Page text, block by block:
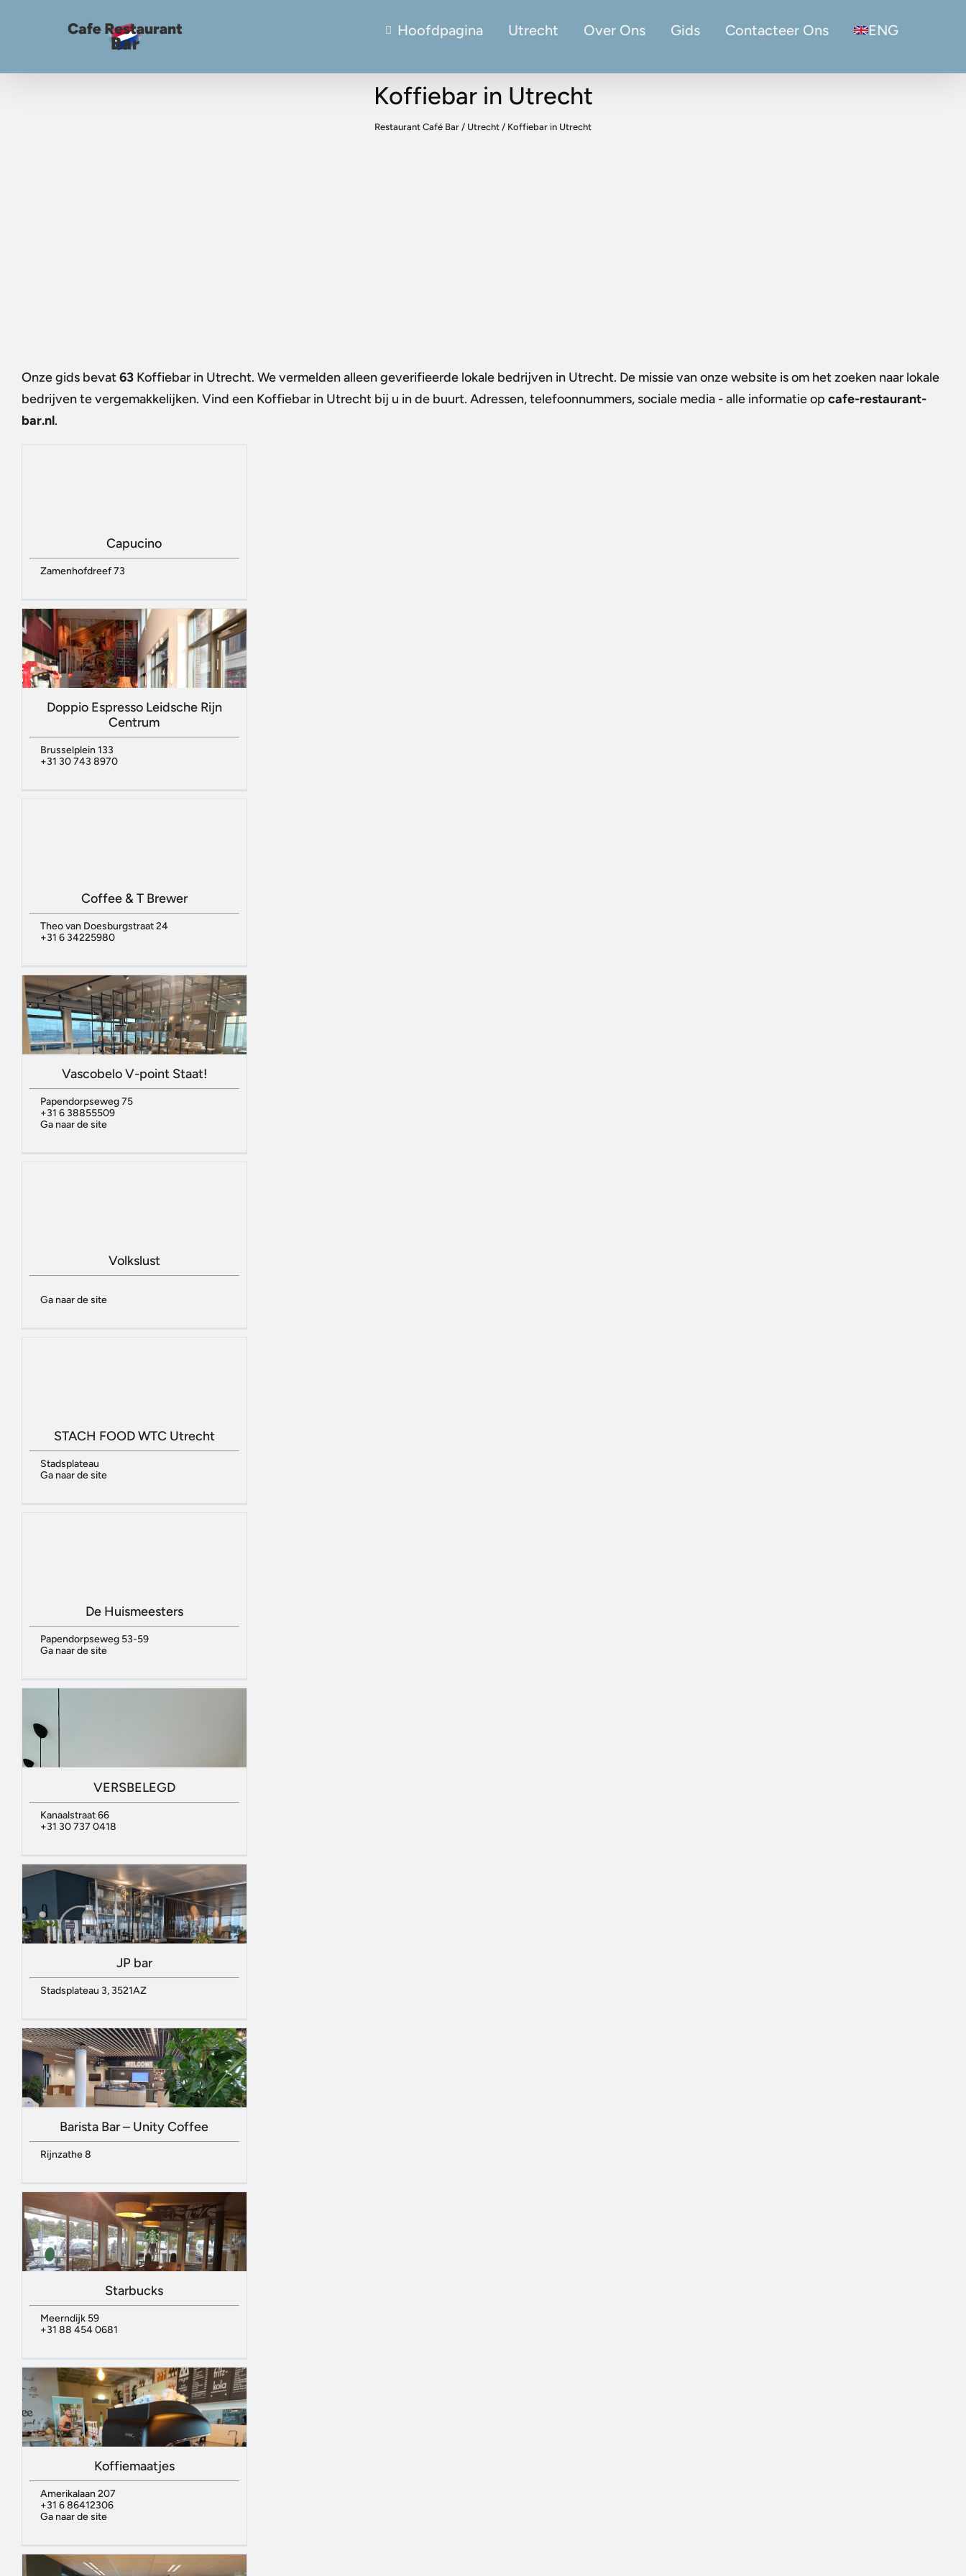
Hoofdpagina Utrecht Over Ons Gids Contacteer Ons ENG
Koffiebar in Utrecht
Restaurant Café Bar / Utrecht / Koffiebar in Utrecht
Onze gids bevat63 Koffiebar in Utrecht. We vermelden alleen geverifieerde lokale bedrijven in Utrecht. De missie van onze website is om het zoeken naar lokale
bedrijven te vergemakkelijken. Vind een Koffiebar in Utrecht bij u in de buurt. Adressen, telefoonnummers, sociale media - alle informatie op cafe-restaurant-
bar.nl.
Capucino
Zamenhofdreef 73
Doppio Espresso Leidsche Rijn
Centrum
Brusselplein 133
+31 30 743 8970
Coffee & T Brewer
Theo van Doesburgstraat 24
+31 6 34225980
Vascobelo V-point Staat!
Papendorpseweg 75
+31 6 38855509
Ga naar de site
Volkslust
Ga naar de site
STACH FOOD WTC Utrecht
Stadsplateau
Ga naar de site
De Huismeesters
Papendorpseweg 53-59
Ga naar de site
VERSBELEGD
Kanaalstraat 66
+31 30 737 0418
JP bar
Stadsplateau 3, 3521AZ
Barista Bar – Unity Coffee
Rijnzathe 8
Starbucks
Meerndijk 59
+31 88 454 0681
Koffiemaatjes
Amerikalaan 207
+31 6 86412306
Ga naar de site